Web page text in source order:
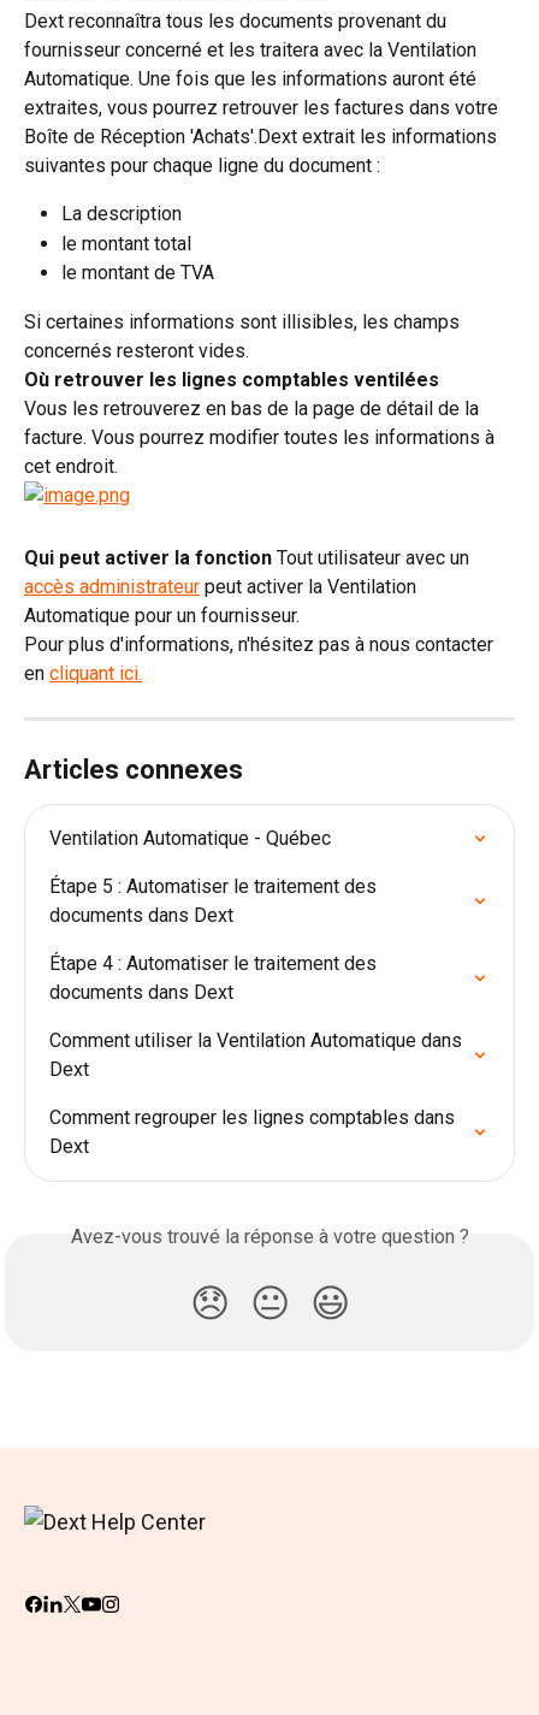
Dext reconnaîtra tous les documents provenant du
fournisseur concerné et les traitera avec la Ventilation
Automatique. Une fois que les informations auront été
extraites, vous pourrez retrouver les factures dans votre
Boîte de Réception 'Achats'.Dext extrait les informations
suivantes pour chaque ligne du document :
La description
le montant total
le montant de TVA
Si certaines informations sont illisibles, les champs
concernés resteront vides.
Où retrouver les lignes comptables ventilées
Vous les retrouverez en bas de la page de détail de la
facture. Vous pourrez modifier toutes les informations à
cet endroit.
Qui peut activer la fonction Tout utilisateur avec un
accès administrateur peut activer la Ventilation
Automatique pour un fournisseur.
Pour plus d'informations, n'hésitez pas à nous contacter
en cliquant ici.
Articles connexes
Ventilation Automatique - Québec
Étape 5 : Automatiser le traitement des
documents dans Dext
Étape 4 : Automatiser le traitement des
documents dans Dext
Comment utiliser la Ventilation Automatique dans
Dext
Comment regrouper les lignes comptables dans
Dext
Avez-vous trouvé la réponse à votre question ?
😞 😐 😃